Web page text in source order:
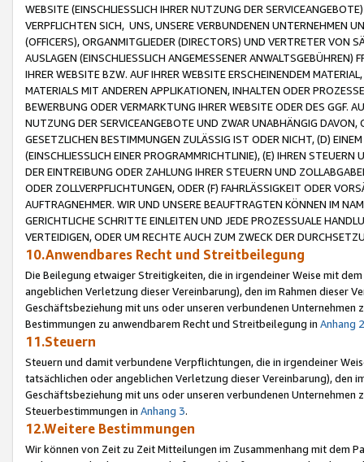
WEBSITE (EINSCHLIESSLICH IHRER NUTZUNG DER
VERPFLICHTEN SICH, UNS, UNSERE VERBUNDENEN UNTERNEHMEN
(OFFICERS), ORGANMITGLIEDER (DIRECTORS) UND VERTRETER VON
AUSLAGEN (EINSCHLIESSLICH ANGEMESSENER
IHRER WEBSITE BZW. AUF IHRER WEBSITE ERSCHEINENDEM
MATERIALS MIT ANDEREN APPLIKATIONEN, INHALTEN ODER
BEWERBUNG ODER VERMARKTUNG IHRER WEBSITE ODER DES GGF.
NUTZUNG DER SERVICEANGEBOTE UND ZWAR UNABHÄNGIG
GESETZLICHEN BESTIMMUNGEN ZULÄSSIG IST ODER NICHT, (D)
(EINSCHLIESSLICH EINER PROGRAMMRICHTLINIE), (E) IHREN
DER EINTREIBUNG ODER ZAHLUNG IHRER STEUERN UND
ODER ZOLLVERPFLICHTUNGEN, ODER (F) FAHRLÄSSIGKEIT ODER
AUFTRAGNEHMER. WIR UND UNSERE BEAUFTRAGTEN KÖNNEN IM
GERICHTLICHE SCHRITTE EINLEITEN UND JEDE PROZESSUALE
VERTEIDIGEN, ODER UM RECHTE AUCH ZUM ZWECK DER
10.Anwendbares Recht und Streitbeilegung
Die Beilegung etwaiger Streitigkeiten, die in irgendeiner Weise mit
angeblichen Verletzung dieser Vereinbarung), den im Rahmen dieser
Geschäftsbeziehung mit uns oder unseren verbundenen
Bestimmungen zu anwendbarem Recht und Streitbeilegung in Anhang 2
11.Steuern
Steuern und damit verbundene Verpflichtungen, die in irgendeiner
tatsächlichen oder angeblichen Verletzung dieser Vereinbarung), den
Geschäftsbeziehung mit uns oder unseren verbundenen
Steuerbestimmungen in Anhang 3.
12.Weitere Bestimmungen
Wir können von Zeit zu Zeit Mitteilungen im Zusammenhang mit dem